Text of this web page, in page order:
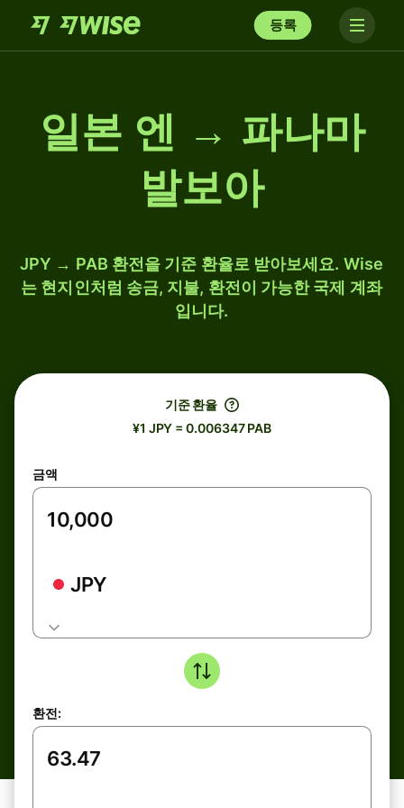
등록
일본 엔 → 파나마
발보아
JPY → PAB 환전을 기준 환율로 받아보세요. Wise
는 현지인처럼 송금, 지불, 환전이 가능한 국제 계좌
입니다.
기준 환율
¥1 JPY = 0.006347 PAB
금액
JPY
환전: